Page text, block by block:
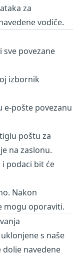
za
vodiče.
povezane
izbornik
e-pošte povezanu
poštu za
na zaslonu.
podaci bit će
Nakon
mogu oporaviti.
s naše
navedene